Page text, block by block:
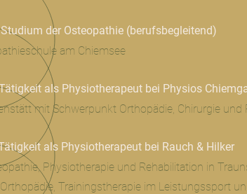
der Osteopathie (berufsbegleitend)
am Chiemsee
als Physiotherapeut bei Physios
mit Schwerpunkt Orthopädie, Chirurgie und
als Physiotherapeut bei Rauch & Hilker
Physiotherapie und Rehabilitation in
Trainingstherapie im Leistungssport